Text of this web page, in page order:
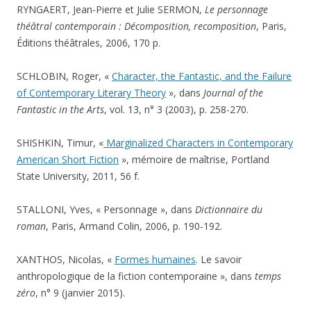
RYNGAERT, Jean-Pierre et Julie SERMON, Le personnage
théâtral contemporain : Décomposition, recomposition, Paris,
Éditions théâtrales, 2006, 170 p.
SCHLOBIN, Roger, « Character, the Fantastic, and the Failure
of Contemporary Literary Theory », dans Journal of the
Fantastic in the Arts, vol. 13, n° 3 (2003), p. 258-270.
SHISHKIN, Timur, « Marginalized Characters in Contemporary
American Short Fiction », mémoire de maîtrise, Portland
State University, 2011, 56 f.
STALLONI, Yves, « Personnage », dans Dictionnaire du
roman, Paris, Armand Colin, 2006, p. 190-192.
XANTHOS, Nicolas, « Formes humaines. Le savoir
anthropologique de la fiction contemporaine », dans temps
zéro, n° 9 (janvier 2015).